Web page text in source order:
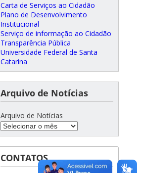
Carta de Serviços ao Cidadão
Plano de Desenvolvimento
Institucional
Serviço de informação ao Cidadão
Transparência Pública
Universidade Federal de Santa
Catarina
Arquivo de Notícias
Arquivo de Notícias
CONTATOS